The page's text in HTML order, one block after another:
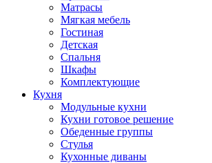
Матрасы
Мягкая мебель
Гостиная
Детская
Спальня
Шкафы
Комплектующие
Кухня
Модульные кухни
Кухни готовое решение
Обеденные группы
Стулья
Кухонные диваны